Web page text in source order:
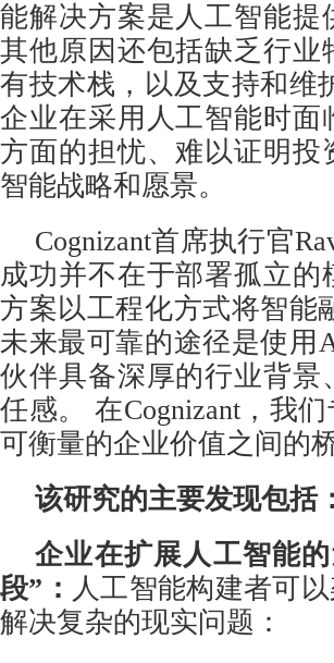
能解决方案是人工智能
其他原因还包括缺乏行
有技术栈，以及支持和维
企业在采用人工智能时
方面的担忧、难以证明
智能战略和愿景。
Cognizant首席执行官
成功并不在于部署孤立
方案以工程化方式将智能
未来最可靠的途径是使
伙伴具备深厚的行业背
任感。 在Cognizant，我
可衡量的企业价值之间的
该研究的主要发现包括：
企业在扩展人工智能
段”： 人工智能构建者可
解决复杂的现实问题：